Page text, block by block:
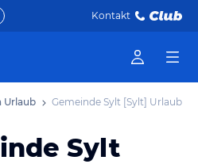
Kontakt
Urlaub Gemeinde Sylt [Sylt] Urlaub
Sylt